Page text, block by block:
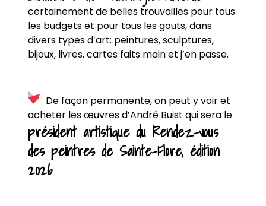
certainement de belles trouvailles pour tous
les budgets et pour tous les gouts, dans
divers types d’art: peintures, sculptures,
bijoux, livres, cartes faits main et j’en passe.
De façon permanente, on peut y voir et
acheter les œuvres d’André Buist qui sera le
président artistique du Rendez-vous
des peintres de Sainte-Flore, édition
2026.